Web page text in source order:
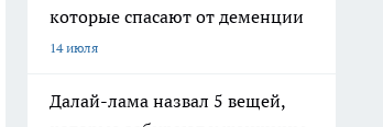
которые спасают от деменции
14 июля
Далай-лама назвал 5 вещей,